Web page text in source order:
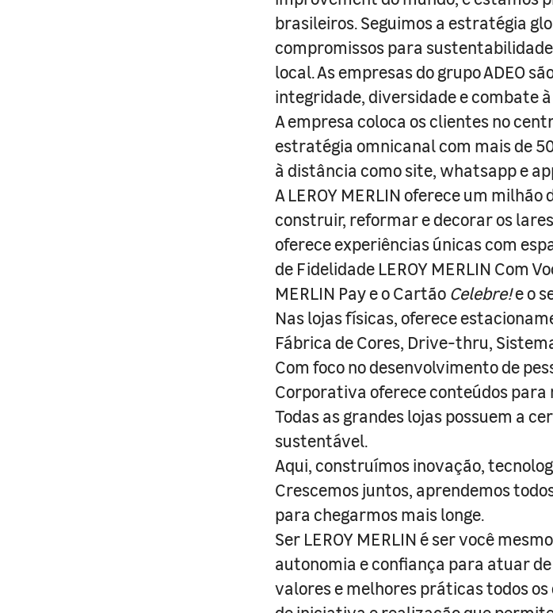
brasileiros. Seguimos a estratégia
compromissos para
local. As empresas do grupo ADEO
integridade, diversidade e combate
A empresa coloca os clientes no
estratégia omnicanal com mais de
à distância como site, whatsapp e
A LEROY MERLIN oferece um milhão
construir, reformar e decorar os
oferece experiências únicas com
de Fidelidade LEROY MERLIN Com
MERLIN Pay e o Cartão Celebre!e o
Nas lojas físicas, oferece
Fábrica de Cores, Drive-thru,
Com foco no desenvolvimento de
Corporativa oferece conteúdos para
Todas as grandes lojas possuem a
sustentável.
Aqui, construímos inovação,
Crescemos juntos, aprendemos
para chegarmos mais longe.
Ser LEROY MERLIN é ser você
autonomia e confiança para atuar
valores e melhores práticas todos